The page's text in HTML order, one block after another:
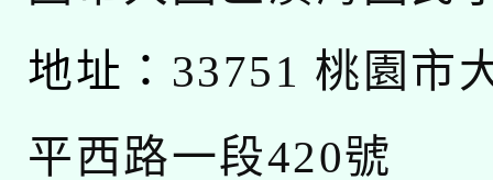
地址： 33751 桃園市
平西路一段420號